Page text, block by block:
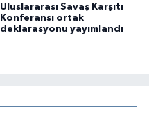
Uluslararası Savaş Karşıtı
Konferansı ortak
deklarasyonu yayımlandı